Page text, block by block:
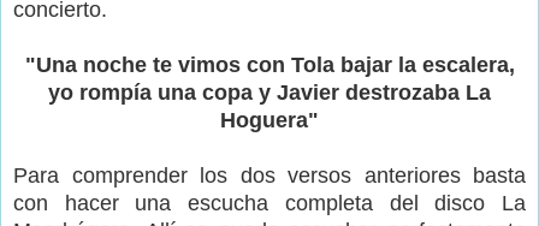
concierto.
"Una noche te vimos con Tola bajar la escalera,
yo rompía una copa y Javier destrozaba La
Hoguera"
Para comprender los dos versos anteriores basta
con hacer una escucha completa del disco La